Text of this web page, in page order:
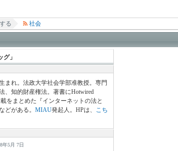
る 社会
」
まれ。法政大学社会学部准教授。専門
、知的財産権法。著書にHotwired
載をまとめた『インターネットの法と
どがある。 MIAU発起人。HPは、 こち
年5月 7日